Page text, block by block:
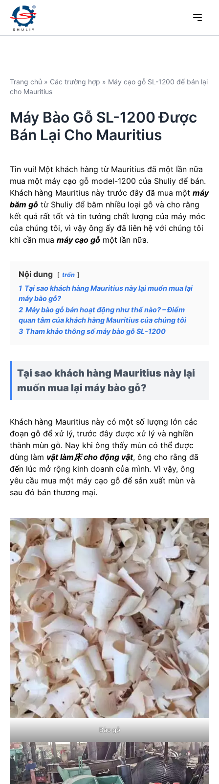
Trang chủ » Các trường hợp » Máy cạo gỗ SL-1200 để bán lại
cho Mauritius
Máy Bào Gỗ SL-1200 Được
Bán Lại Cho Mauritius
Tin vui! Một khách hàng từ Mauritius đã một lần nữa
mua một máy cạo gỗ model-1200 của Shuliy để bán.
Khách hàng Mauritius này trước đây đã mua một máy
băm gỗ từ Shuliy để băm nhiều loại gỗ và cho rằng
kết quả rất tốt và tin tưởng chất lượng của máy móc
của chúng tôi, vì vậy ông ấy đã liên hệ với chúng tôi
khi cần mua máy cạo gỗ một lần nữa.
Nội dung trốn
1 Tại sao khách hàng Mauritius này lại muốn mua lại
máy bào gỗ?
2 Máy bào gỗ bán hoạt động như thế nào? – Điểm
quan tâm của khách hàng Mauritius của chúng tôi
3 Tham khảo thông số máy bào gỗ SL-1200
Tại sao khách hàng Mauritius này lại
muốn mua lại máy bào gỗ?
Khách hàng Mauritius này có một số lượng lớn các
đoạn gỗ để xử lý, trước đây được xử lý và nghiền
thành mùn gỗ. Nay khi ông thấy mùn có thể được
dùng làm vật làm床 cho động vật, ông cho rằng đã
đến lúc mở rộng kinh doanh của mình. Vì vậy, ông
yêu cầu mua một máy cạo gỗ để sản xuất mùn và
sau đó bán thương mại.
Bào gỗ